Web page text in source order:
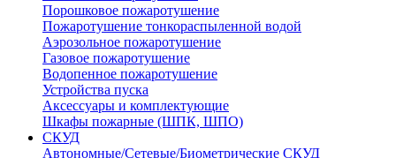
Порошковое пожаротушение
Пожаротушение тонкораспыленной водой
Аэрозольное пожаротушение
Газовое пожаротушение
Водопенное пожаротушение
Устройства пуска
Аксессуары и комплектующие
Шкафы пожарные (ШПК, ШПО)
СКУД
Автономные/Сетевые/Биометрические СКУД